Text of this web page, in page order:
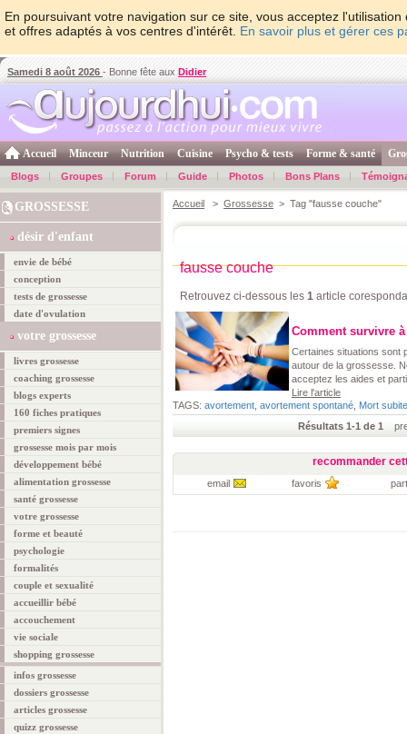
En poursuivant votre navigation sur ce site, vous acceptez
et offres adaptés à vos centres d'intérêt. En savoir plus et gérer ces
Samedi 8 août 2026 - Bonne fête aux Didier
Accueil Minceur Nutrition Cuisine Psycho & tests Forme & santé
Blogs Groupes Forum Guide Photos Bons Plans
GROSSESSE
désir d'enfant
envie de bébé
conception
tests de grossesse
date d'ovulation
votre grossesse
livres grossesse
coaching grossesse
blogs experts
160 fiches pratiques
premiers signes
grossesse mois par mois
développement bébé
alimentation grossesse
santé grossesse
votre grossesse
forme et beauté
psychologie
formalités
couple et sexualité
accueillir bébé
accouchement
vie sociale
shopping grossesse
infos grossesse
dossiers grossesse
articles grossesse
quizz grossesse
Accueil > Grossesse > Tag "fausse couche"
fausse couche
Retrouvez ci-dessous les 1 article
Comment survivre
Certaines situations sont
autour de la grossesse.
acceptez les aides et
Lire l'article
TAGS: avortement avortement spontané Mort
Résultats 1-1 de 1
recommander
email favoris